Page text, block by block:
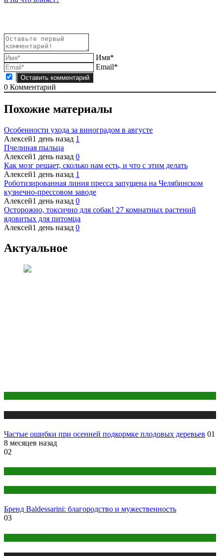
Имя*
Email*
0 Комментарий
Похожие материалы
Особенности ухода за виноградом в августе
Алексей1 день назад 1
Пчелиная пыльца
Алексей1 день назад 0
Как мозг решает, сколько нам есть, и что с этим делать
Алексей1 день назад 1
Роботизированная линия пресса запущена на Челябинском
кузнечно-прессовом заводе
Алексей1 день назад 0
Осторожно, токсично для собак! 27 комнатных растений
ядовитых для питомца
Алексей1 день назад 0
Актуальное
Частые ошибки при осенней подкормке плодовых деревьев 01
8 месяцев назад
02
Бренд Baldessarini: благородство и мужественность
03